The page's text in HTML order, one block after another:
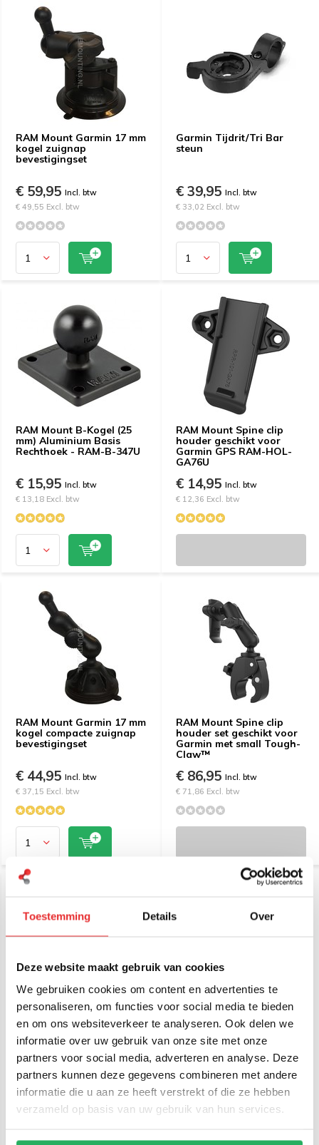
Toestemming Details Over
Deze website maakt gebruik van cookies
We gebruiken cookies om content en advertenties te
personaliseren, om functies voor social media te bieden
en om ons websiteverkeer te analyseren. Ook delen we
informatie over uw gebruik van onze site met onze
partners voor social media, adverteren en analyse. Deze
partners kunnen deze gegevens combineren met andere
informatie die u aan ze heeft verstrekt of die ze hebben
verzameld op basis van uw gebruik van hun services.
RAM Mount Garmin 17 mm
kogel zuignap
bevestigingset
€ 59,95 Incl. btw
€ 49,55 Excl. btw
Garmin Tijdrit/Tri Bar
steun
€ 39,95 Incl. btw
€ 33,02 Excl. btw
RAM Mount B-Kogel (25
mm) Aluminium Basis
Rechthoek - RAM-B-347U
€ 15,95 Incl. btw
€ 13,18 Excl. btw
RAM Mount Spine clip
houder geschikt voor
Garmin GPS RAM-HOL-
GA76U
€ 14,95 Incl. btw
€ 12,36 Excl. btw
RAM Mount Garmin 17 mm
kogel compacte zuignap
bevestigingset
€ 44,95 Incl. btw
€ 37,15 Excl. btw
RAM Mount Spine clip
houder set geschikt voor
Garmin met small Tough-
Claw™
€ 86,95 Incl. btw
€ 71,86 Excl. btw
RAM Mount Set voor
Garmin Zumo
340/350/390LM – Stuur of
Reservoirmontage
€ 77,95
€ 64,42 Excl. btw
RAM Mount Spine clip
houder set geschikt voor
Garmin met Trackrail
kogel
€ 59,95